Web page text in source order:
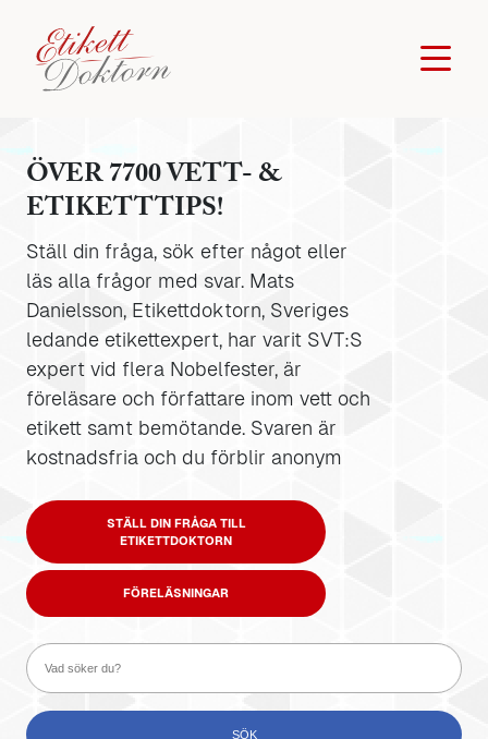
ÖVER 7700 VETT- &
ETIKETTTIPS!
Ställ din fråga, sök efter något eller
läs alla frågor med svar. Mats
Danielsson, Etikettdoktorn, Sveriges
ledande etikettexpert, har varit SVT:S
expert vid flera Nobelfester, är
föreläsare och författare inom vett och
etikett samt bemötande. Svaren är
kostnadsfria och du förblir anonym
STÄLL DIN FRÅGA TILL
ETIKETTDOKTORN
FÖRELÄSNINGAR